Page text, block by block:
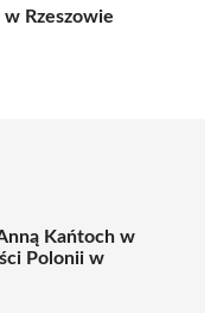
w Rzeszowie
Kańtoch w
Polonii w